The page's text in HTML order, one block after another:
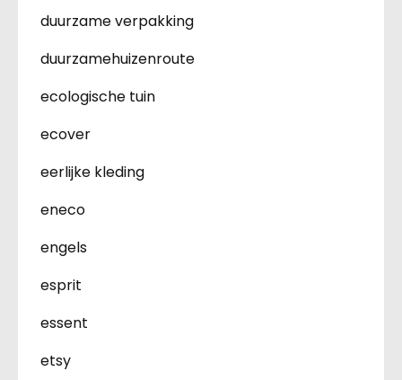
duurzame verpakking
duurzamehuizenroute
ecologische tuin
ecover
eerlijke kleding
eneco
engels
esprit
essent
etsy